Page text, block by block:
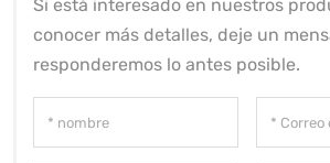
Si está interesado en nuestros
conocer más detalles, deje un
responderemos lo antes posible.